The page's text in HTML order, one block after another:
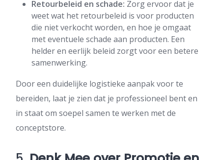
Retourbeleid en schade: Zorg ervoor dat je
weet wat het retourbeleid is voor producten
die niet verkocht worden, en hoe je omgaat
met eventuele schade aan producten. Een
helder en eerlijk beleid zorgt voor een betere
samenwerking.
Door een duidelijke logistieke aanpak voor te
bereiden, laat je zien dat je professioneel bent en
in staat om soepel samen te werken met de
conceptstore.